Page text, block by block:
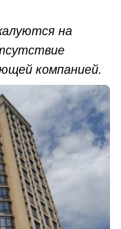
на
компанией.